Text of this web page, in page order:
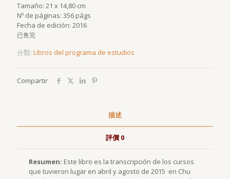
Tamaño: 21 x 14,80 cm
Nº de páginas: 356 págs
Fecha de edición: 2016
已售完
分類: Libros del programa de estudios
Compartir
描述
評價 0
Resumen: Este libro es la transcripción de los cursos
que tuvieron lugar en abril y agosto de 2015 en Chu